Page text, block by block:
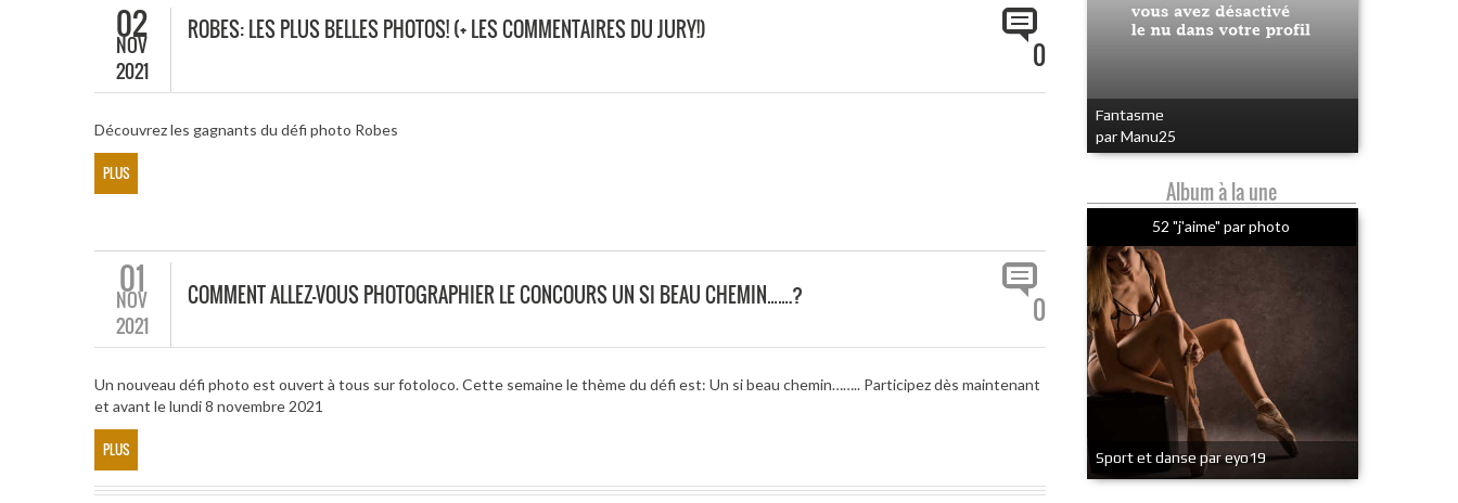
02
NOV
2021
ROBES: LES PLUS BELLES PHOTOS! (+ LES COMMENTAIRES DU JURY!)
0
Découvrez les gagnants du défi photo Robes
PLUS
01
NOV
2021
COMMENT ALLEZ-VOUS PHOTOGRAPHIER LE CONCOURS UN SI BEAU CHEMIN…….? 0
Un nouveau défi photo est ouvert à tous sur fotoloco. Cette semaine le thème du défi est: Un si beau chemin…….. Participez dès maintenant
et avant le lundi 8 novembre 2021
PLUS
Fantasme
par Manu25
Album à la une
52 "j'aime" par photo
Sport et danse par eyo19